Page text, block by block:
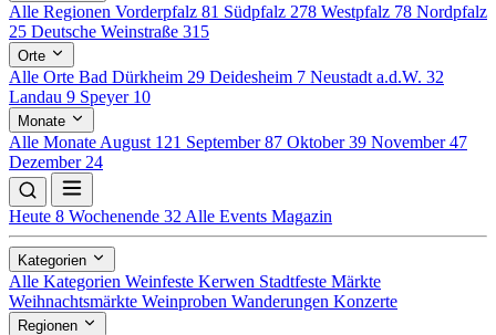
Alle Regionen Vorderpfalz 81 Südpfalz 278 Westpfalz 78 Nordpfalz
25 Deutsche Weinstraße 315
Orte
Alle Orte Bad Dürkheim 29 Deidesheim 7 Neustadt a.d.W. 32
Landau 9 Speyer 10
Monate
Alle Monate August 121 September87 Oktober39 November47
Dezember 24
Heute 8 Wochenende 32 Alle Events Magazin
Kategorien
Alle Kategorien Weinfeste Kerwen Stadtfeste Märkte
Weihnachtsmärkte Weinproben Wanderungen Konzerte
Regionen